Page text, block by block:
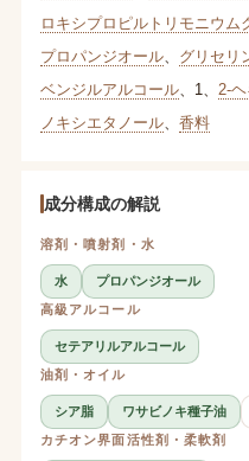
ロキシプロピルトリモニウム
プロパンジオール、 グリセリ
ベンジルアルコール、 1 2-
ノキシエタノール、 香料
成分構成の解説
溶剤・噴射剤・水
水
プロパンジオール
高級アルコール
セテアリルアルコール
油剤・オイル
シア脂 ワサビノキ種子油
カチオン界面活性剤・柔軟剤